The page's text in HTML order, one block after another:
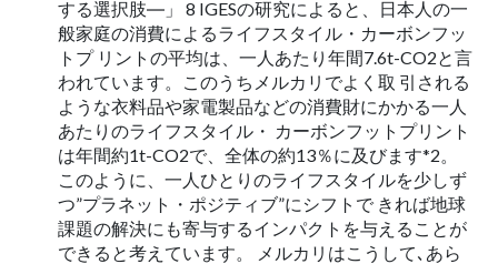
する選択肢―」 8 IGESの研究によると、⽇本⼈の⼀
般家庭の消費によるライフスタイル・カーボンフッ
トプ リントの平均は、⼀⼈あたり年間7.6t-CO2と⾔
われています。このうちメルカリでよく取 引される
ような⾐料品や家電製品などの消費財にかかる⼀⼈
あたりのライフスタイル・ カーボンフットプリント
は年間約1t-CO2で、全体の約13％に及びます*2。
このように、⼀⼈ひとりのライフスタイルを少しず
つ”プラネット・ポジティブ”にシフトで きれば地球
課題の解決にも寄与するインパクトを与えることが
できると考えています。 メルカリはこうして､あら